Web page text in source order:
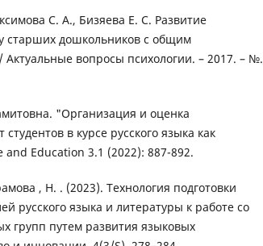
С. А., Бизяева Е. С. Развитие
старших дошкольников с общим
вопросы психологии. – 2017. – №.
"Организация и оценка
в курсе русского языка как
and Education 3.1 (2022): 887-892.
, Н. . (2023). Технология подготовки
русского языка и литературы к работе со
групп путем развития языковых